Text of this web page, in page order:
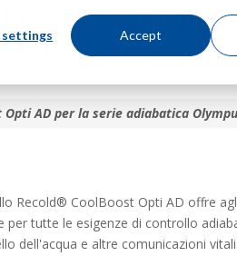
settings Accept
CoolBoost Opti
AD per la serie adiabatica
Recold® CoolBoost Opti AD offre
per tutte le esigenze di controllo
dell'acqua e altre comunicazioni vitali.